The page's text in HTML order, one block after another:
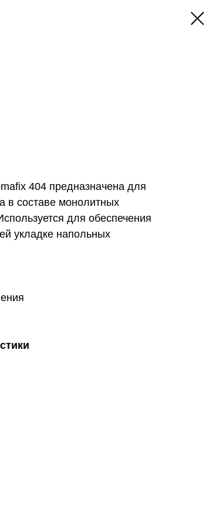
404 предназначена для
в составе монолитных
для обеспечения
укладке напольных